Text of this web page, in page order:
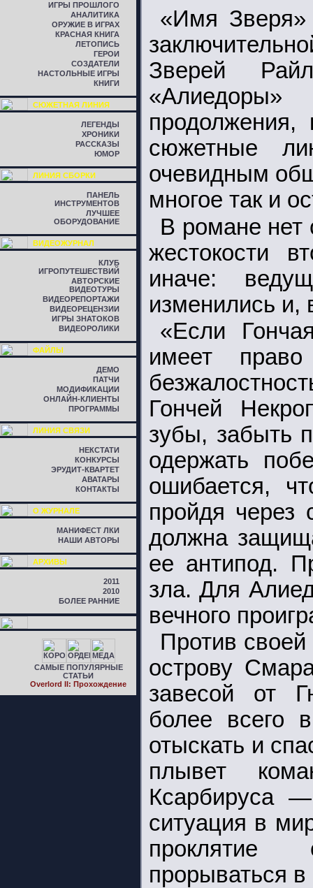
ИГРЫ ПРОШЛОГО
АНАЛИТИКА
ОРУЖИЕ В ИГРАХ
КРАСНАЯ КНИГА
ЛЕТОПИСЬ
ГЕРОИ
СОЗДАТЕЛИ
НАСТОЛЬНЫЕ ИГРЫ
КНИГИ
СЮЖЕТНАЯ ЛИНИЯ
ЛЕГЕНДЫ
ХРОНИКИ
РАССКАЗЫ
ЮМОР
ЛИНИЯ СБОРКИ
ПАНЕЛЬ
ИНСТРУМЕНТОВ
ЛУЧШЕЕ
ОБОРУДОВАНИЕ
ВИДЕОЖУРНАЛ
КЛУБ
ИГРОПУТЕШЕСТВИЙ
АВТОРСКИЕ
ВИДЕОТУРЫ
ВИДЕОРЕПОРТАЖИ
ВИДЕОРЕЦЕНЗИИ
ИГРЫ ЗНАТОКОВ
ВИДЕОРОЛИКИ
ФАЙЛЫ
ДЕМО
ПАТЧИ
МОДИФИКАЦИИ
ОНЛАЙН-КЛИЕНТЫ
ПРОГРАММЫ
ЛИНИЯ СВЯЗИ
НЕКСТАТИ
КОНКУРСЫ
ЭРУДИТ-КВАРТЕТ
АВАТАРЫ
КОНТАКТЫ
О ЖУРНАЛЕ
МАНИФЕСТ ЛКИ
НАШИ АВТОРЫ
АРХИВЫ
2011
2010
БОЛЕЕ РАННИЕ
САМЫЕ ПОПУЛЯРНЫЕ
СТАТЬИ
Overlord II: Прохождение
«Имя
Зверей
продолжения,
сюжетные
очевидным
многое так и
В романе нет
жестокости
иначе:
изменились и,
«Если
имеет
Гончей
зубы, забыть
одержать
ошибается,
пройдя через
должна
ее антипод.
зла. Для
вечного
Против своей
острову
завесой от
более всего
отыскать и
плывет
Ксарбируса
ситуация в
проклятие
прорываться